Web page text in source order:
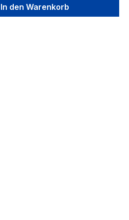
gewünschten Wert
In den Warenkorb